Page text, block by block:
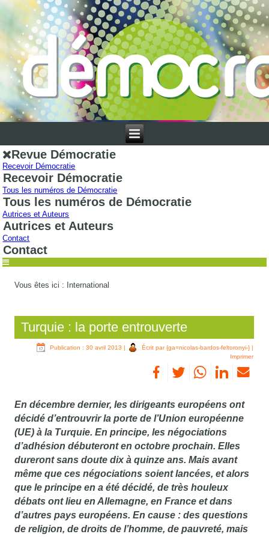
Revue Démocratie
Recevoir Démocratie
Recevoir Démocratie
Tous les numéros de Démocratie
Tous les numéros de Démocratie
Autrices et Auteurs
Autrices et Auteurs
Contact
Contact
Vous êtes ici : International
Turquie : la porte entrouverte
Publication : 30 avril 2013 | Écrit par {ga=nicolas-bardos-feltoronyi-} |
Imprimer
En décembre dernier, les dirigeants européens ont
décidé d’entrouvrir la porte de l’Union européenne
(UE) à la Turquie. En principe, les négociations
d’adhésion débuteront en octobre prochain. Elles
dureront sans doute dix à quinze ans. Mais avant
même que ces négociations soient lancées, et alors
que le principe en a été décidé, de très houleux
débats ont lieu en Allemagne, en France et dans
d’autres pays européens. En cause : des questions
de religion, de droits de l’homme, de pauvreté, mais